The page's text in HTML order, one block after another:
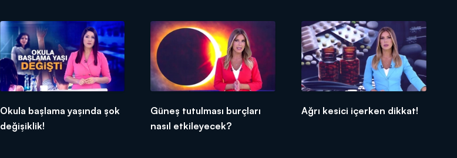
Okula başlama yaşında şok
değişiklik!
Güneş tutulması burçları
nasıl etkileyecek?
Ağrı kesici içerken dikkat!